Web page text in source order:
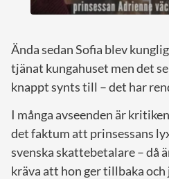
Ända sedan Sofia blev
tjänat kungahuset men det
knappt synts till – det har
I många avseenden är
det faktum att prinsessans
svenska skattebetalare – då
kräva att hon ger tillbaka